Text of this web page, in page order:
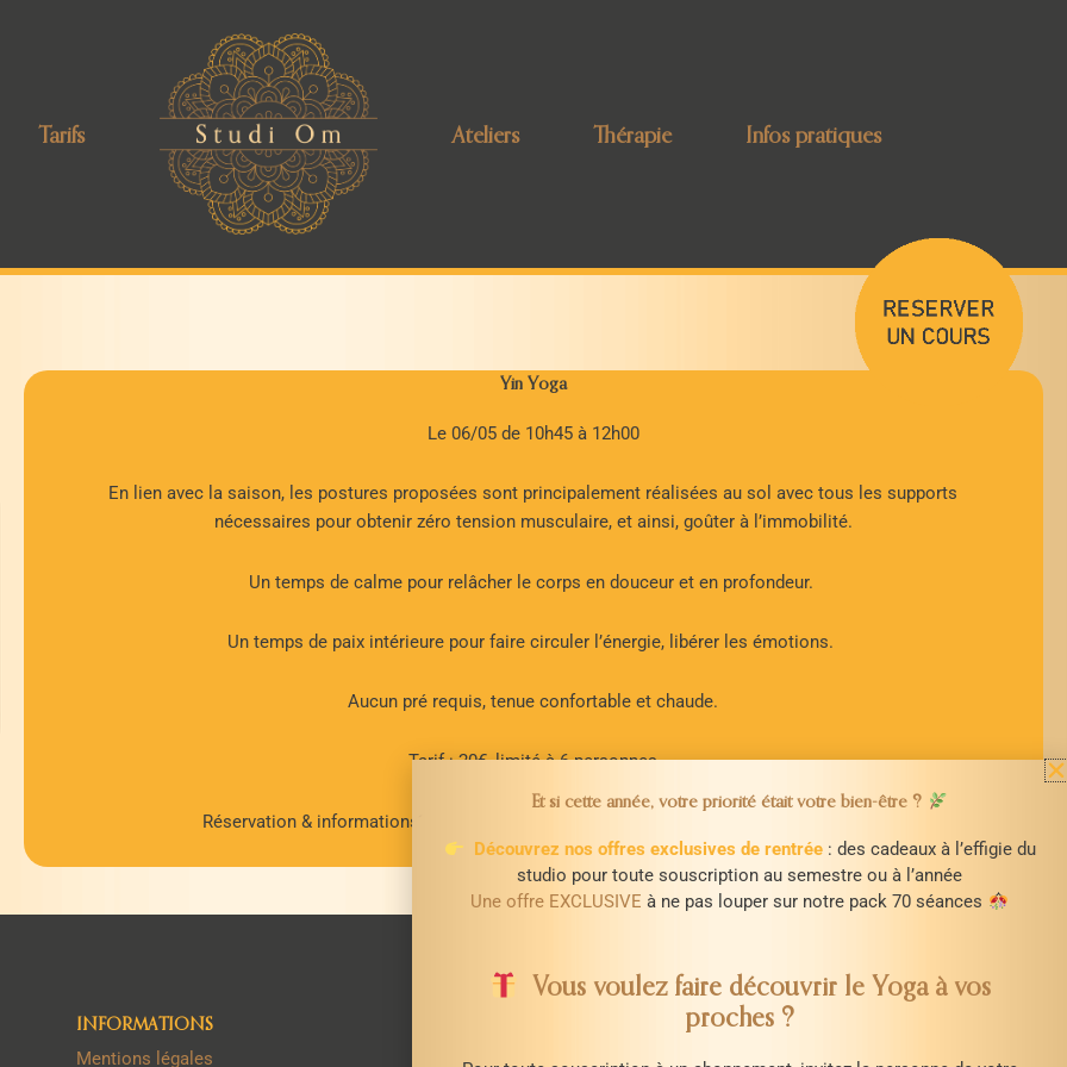
Tarifs Ateliers Thérapie Infos pratiques
Yin Yoga
Le 06/05 de 10h45 à 12h00
En lien avec la saison, les postures proposées sont principalement réalisées au sol avec tous les supports
nécessaires pour obtenir zéro tension musculaire, et ainsi, goûter à l’immobilité.
Un temps de calme pour relâcher le corps en douceur et en profondeur.
Un temps de paix intérieure pour faire circuler l’énergie, libérer les émotions.
Aucun pré requis, tenue confortable et chaude.
Tarif : 20€, limité à 6 personnes
Réservation & informations complémentaires : Contacter Nadège au 06 10 36 06 12
INFORMATIONS
Mentions légales
66 Avenue de La République
Et si cette année, votre priorité était votre bien-être ?
Découvrez nos offres exclusives de rentrée: des cadeaux à l’effigie du
studio pour toute souscription au semestre ou à l’année
Une offre EXCLUSIVE à ne pas louper sur notre pack 70 séances
Vous voulez faire découvrir le Yoga à vos
proches ?